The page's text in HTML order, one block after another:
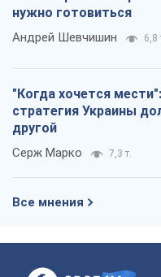
нужно готовиться
Андрей Шевчишин 6,8
"Когда хочется
стратегия Украины
другой
Серж Марко 7,3 т.
Все мнения